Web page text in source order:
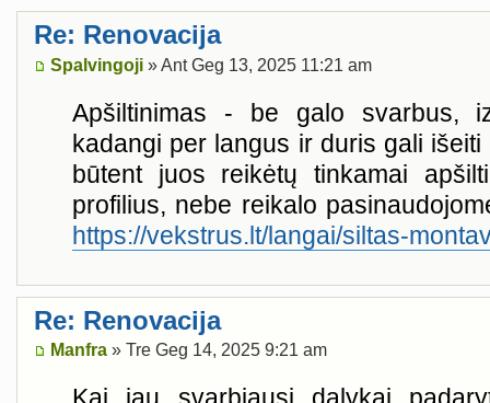
Re: Renovacija
Spalvingoji » Ant Geg 13, 2025 11:21 am
Apšiltinimas - be galo svarbus,
kadangi per langus ir duris gali
būtent juos reikėtų tinkamai
profilius, nebe reikalo
https://vekstrus.lt/langai/siltas-
Re: Renovacija
Manfra » Tre Geg 14, 2025 9:21 am